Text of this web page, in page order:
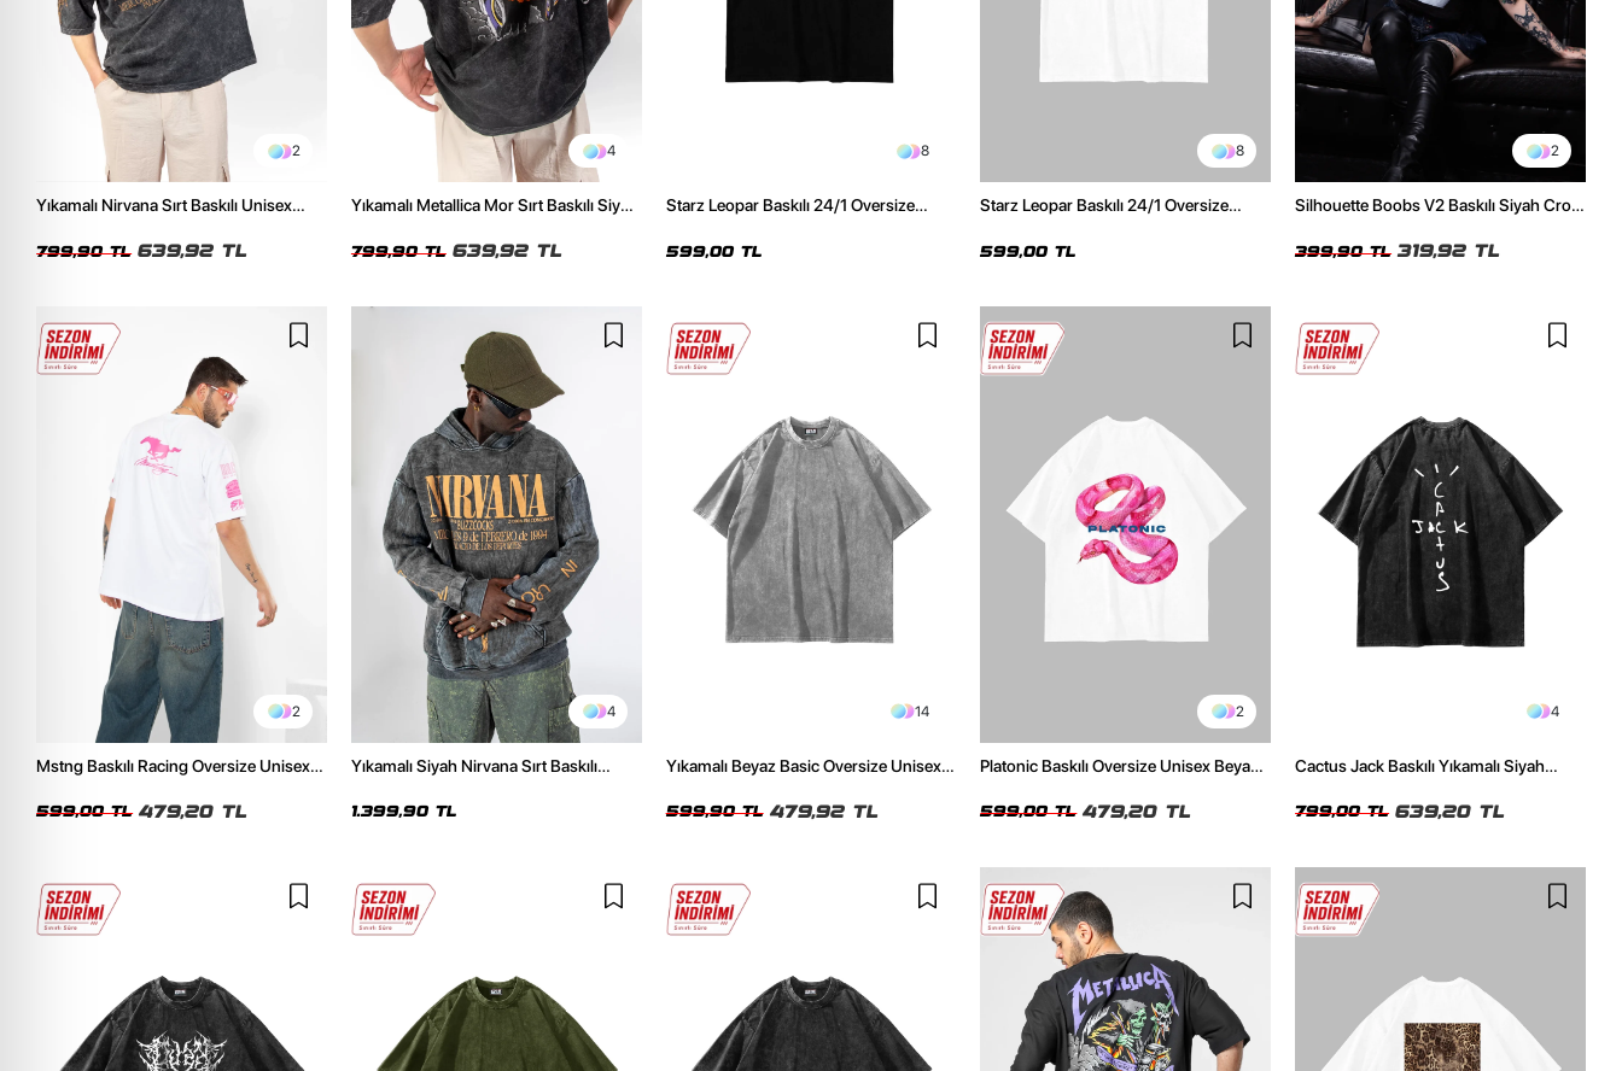
2
Yıkamalı Nirvana Sırt Baskılı Unisex
799,90 TL 639,92 TL
4
Yıkamalı Metallica Mor Sırt Baskılı Siyah
799,90 TL 639,92 TL
8
Starz Leopar Baskılı 24/1 Oversize
599,00 TL
8
Starz Leopar Baskılı 24/1 Oversize
599,00 TL
2
Silhouette Boobs V2 Baskılı Siyah Crop
399,90 TL 319,92 TL
2
Mstng Baskılı Racing Oversize Unisex
599,00 TL 479,20 TL
4
Yıkamalı Siyah Nirvana Sırt Baskılı
1.399,90 TL
14
Yıkamalı Beyaz Basic Oversize Unisex
599,90 TL 479,92 TL
2
Platonic Baskılı Oversize Unisex Beyaz
599,00 TL 479,20 TL
4
Cactus Jack Baskılı Yıkamalı Siyah
799,00 TL 639,20 TL